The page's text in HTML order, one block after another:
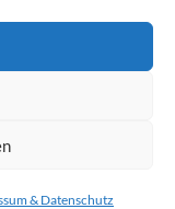
& Datenschutz